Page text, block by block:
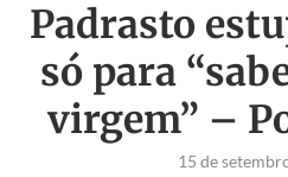
Padrasto
só para
virgem” –
15 de